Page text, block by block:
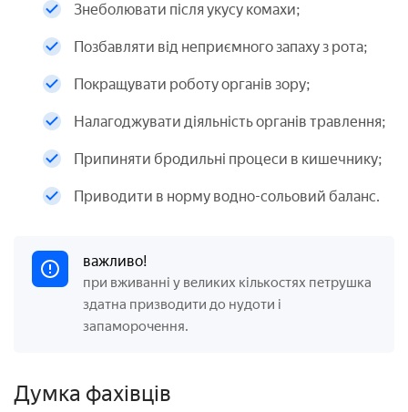
Знеболювати після укусу комахи;
Позбавляти від неприємного запаху з рота;
Покращувати роботу органів зору;
Налагоджувати діяльність органів травлення;
Припиняти бродильні процеси в кишечнику;
Приводити в норму водно-сольовий баланс.
важливо!
при вживанні у великих кількостях петрушка
здатна призводити до нудоти і
запаморочення.
Думка фахівців